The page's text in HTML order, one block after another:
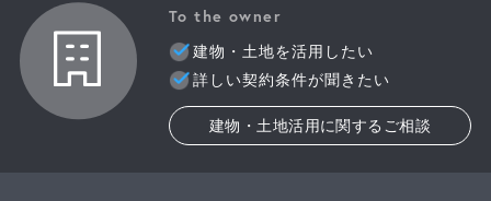
To the owner
建物・土地を活用したい
詳しい契約条件が聞きたい
建物・土地活用に関するご相談